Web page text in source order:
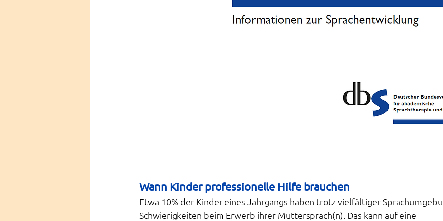
Wann Kinder professionelle Hilfe brauchen
Etwa 10% der Kinder eines Jahrgangs haben trotz vielfältiger
Schwierigkeiten beim Erwerb ihrer Muttersprach(n). Das kann auf eine